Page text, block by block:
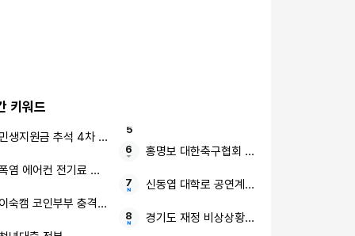
키워드
민생지원금 추석 4차 지급
염 에어컨 전기료 폭탄
이숙캠 코인부부 충격 고백
홍명보 대한축구협회 압수수색
신동엽 대학로 공연계 비하 논란
경기도 재정 비상상황 대한민국